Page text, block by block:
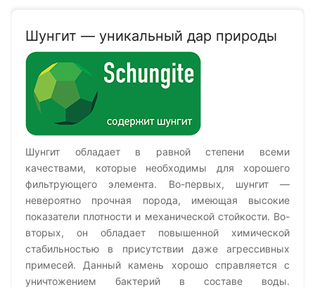
Шунгит — уникальный дар природы
Шунгит обладает в равной степени всеми
качествами, которые необходимы для хорошего
фильтрующего элемента. Во-первых, шунгит —
невероятно прочная порода, имеющая высокие
показатели плотности и механической стойкости. Во-
вторых, он обладает повышенной химической
стабильностью в присутствии даже агрессивных
примесей. Данный камень хорошо справляется с
уничтожением бактерий в составе воды.